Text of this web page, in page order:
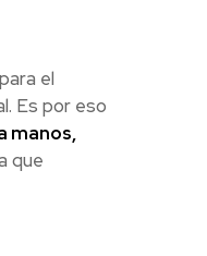
el
Es por eso
manos,
que